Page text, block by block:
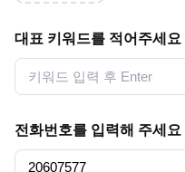
대표 키워드를 적어주세요
전화번호를 입력해 주세요